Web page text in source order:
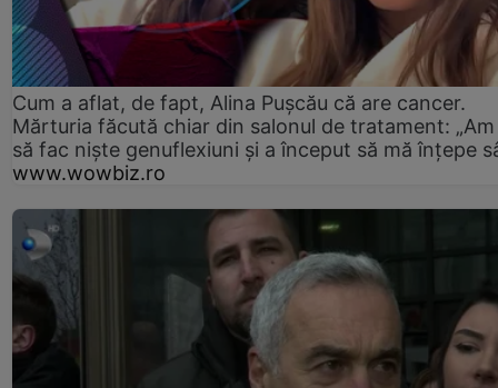
Cum a aflat, de fapt, Alina Pușcău că are cancer.
Mărturia făcută chiar din salonul de tratament:
să fac niște genuflexiuni și a început să mă înțepe
www.wowbiz.ro